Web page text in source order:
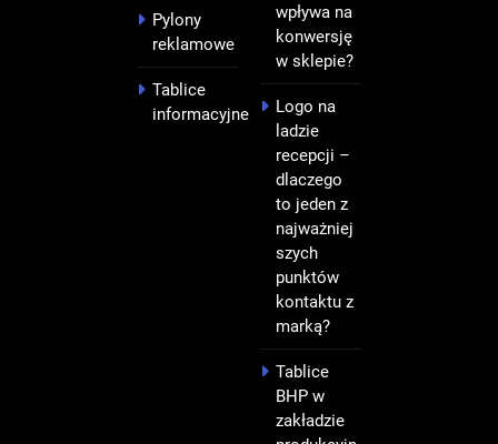
Pylony
reklamowe
Tablice
informacyjne
wpływa na
konwersję
w sklepie?
Logo na
ladzie
recepcji –
dlaczego
to jeden z
najważniej
szych
punktów
kontaktu z
marką?
Tablice
BHP w
zakładzie